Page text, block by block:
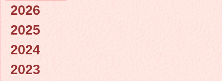
2026
2025
2024
2023